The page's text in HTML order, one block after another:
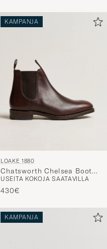
KAMPANJA
LOAKE 1880
Chatsworth Chelsea Boot
Dk Brown Waxy Calf
USEITA KOKOJA SAATAVILLA
430€
KAMPANJA